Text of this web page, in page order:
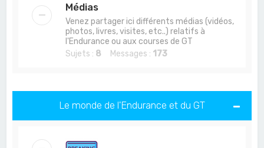
Médias
Venez partager ici différents médias (vidéos,
photos, livres, visites, etc..) relatifs à
l'Endurance ou aux courses de GT
Sujets : 8 Messages : 173
Le monde de l'Endurance et du GT